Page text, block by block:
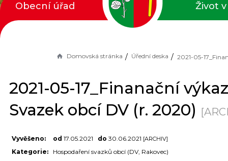
Domovská stránka Úřední deska
2021-05-17_Finanační
Svazek obcí DV (r. 2020)
Vyvěšeno: od 17.05.2021 do 30.06.2021 [ARCHIV]
Kategorie: Hospodaření svazků obcí (DV, Rakovec)
Obecní úřad Život